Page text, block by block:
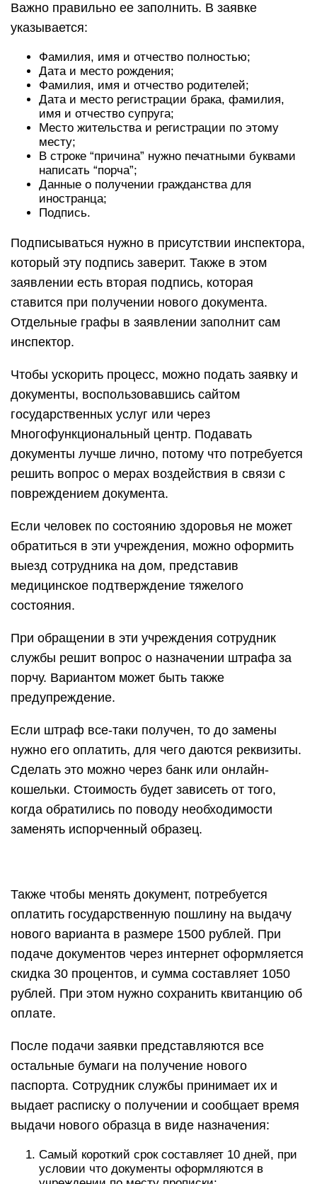
Важно правильно ее заполнить. В заявке
указывается:
Фамилия, имя и отчество полностью;
Дата и место рождения;
Фамилия, имя и отчество родителей;
Дата и место регистрации брака, фамилия,
имя и отчество супруга;
Место жительства и регистрации по этому
месту;
В строке “причина” нужно печатными буквами
написать “порча”;
Данные о получении гражданства для
иностранца;
Подпись.
Подписываться нужно в присутствии инспектора,
который эту подпись заверит. Также в этом
заявлении есть вторая подпись, которая
ставится при получении нового документа.
Отдельные графы в заявлении заполнит сам
инспектор.
Чтобы ускорить процесс, можно подать заявку и
документы, воспользовавшись сайтом
государственных услуг или через
Многофункциональный центр. Подавать
документы лучше лично, потому что потребуется
решить вопрос о мерах воздействия в связи с
повреждением документа.
Если человек по состоянию здоровья не может
обратиться в эти учреждения, можно оформить
выезд сотрудника на дом, представив
медицинское подтверждение тяжелого
состояния.
При обращении в эти учреждения сотрудник
службы решит вопрос о назначении штрафа за
порчу. Вариантом может быть также
предупреждение.
Если штраф все-таки получен, то до замены
нужно его оплатить, для чего даются реквизиты.
Сделать это можно через банк или онлайн-
кошельки. Стоимость будет зависеть от того,
когда обратились по поводу необходимости
заменять испорченный образец.
Также чтобы менять документ, потребуется
оплатить государственную пошлину на выдачу
нового варианта в размере 1500 рублей. При
подаче документов через интернет оформляется
скидка 30 процентов, и сумма составляет 1050
рублей. При этом нужно сохранить квитанцию об
оплате.
После подачи заявки представляются все
остальные бумаги на получение нового
паспорта. Сотрудник службы принимает их и
выдает расписку о получении и сообщает время
выдачи нового образца в виде назначения:
Самый короткий срок составляет 10 дней, при
условии что документы оформляются в